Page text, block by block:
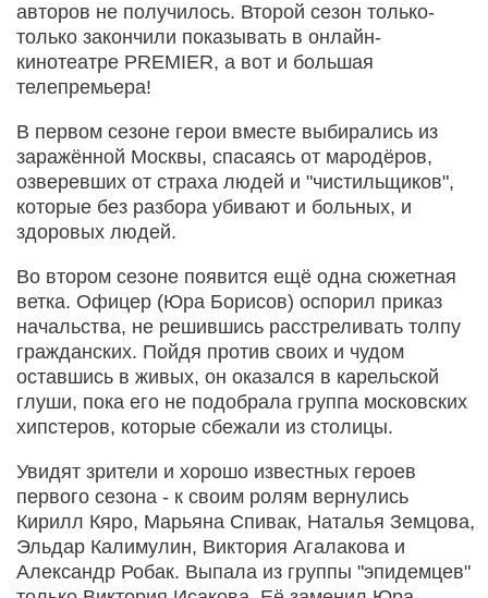
авторов не получилось. Второй сезон только-
только закончили показывать в онлайн-
кинотеатре PREMIER, а вот и большая
телепремьера!
В первом сезоне герои вместе выбирались из
заражённой Москвы, спасаясь от мародёров,
озверевших от страха людей и "чистильщиков",
которые без разбора убивают и больных, и
здоровых людей.
Во втором сезоне появится ещё одна сюжетная
ветка. Офицер (Юра Борисов) оспорил приказ
начальства, не решившись расстреливать толпу
гражданских. Пойдя против своих и чудом
оставшись в живых, он оказался в карельской
глуши, пока его не подобрала группа московских
хипстеров, которые сбежали из столицы.
Увидят зрители и хорошо известных героев
первого сезона - к своим ролям вернулись
Кирилл Кяро, Марьяна Спивак, Наталья Земцова,
Эльдар Калимулин, Виктория Агалакова и
Александр Робак. Выпала из группы "эпидемцев"